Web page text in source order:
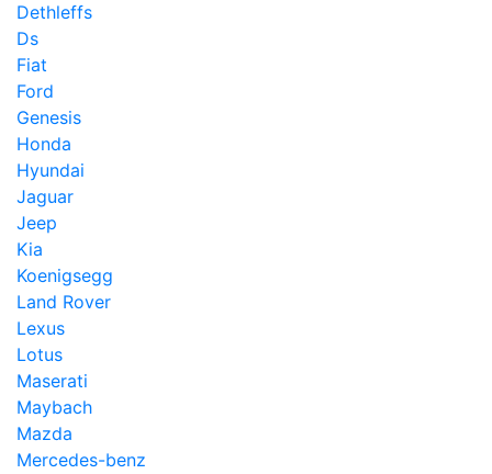
Dethleffs
Ds
Fiat
Ford
Genesis
Honda
Hyundai
Jaguar
Jeep
Kia
Koenigsegg
Land Rover
Lexus
Lotus
Maserati
Maybach
Mazda
Mercedes-benz